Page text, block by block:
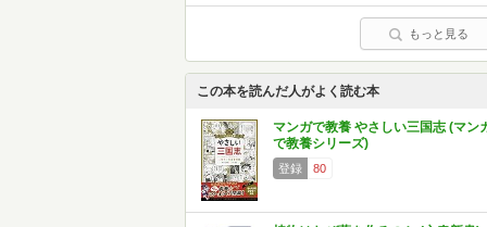
もっと見る
この本を読んだ人がよく読む本
マンガで教養 やさしい三国志 (マン
で教養シリーズ)
登録 80